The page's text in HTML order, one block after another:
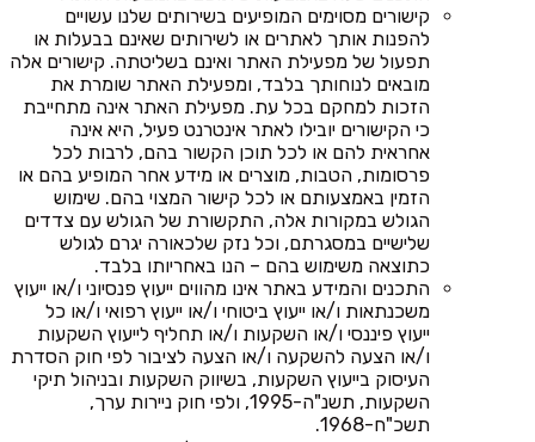
קישורים מסוימים המופיעים בשירותים שלנו עשויים
להפנות אותך לאתרים או לשירותים שאינם בבעלות או
תפעול של מפעילת האתר ואינם בשליטתה. קישורים אלה
מובאים לנוחותך בלבד, ומפעילת האתר שומרת את
הזכות למחקם בכל עת. מפעילת האתר אינה מתחייבת
כי הקישורים יובילו לאתר אינטרנט פעיל, היא אינה
אחראית להם או לכל תוכן הקשור בהם, לרבות לכל
פרסומות, הטבות, מוצרים או מידע אחר המופיע בהם או
הזמין באמצעותם או לכל קישור המצוי בהם. שימוש
הגולש במקורות אלה, התקשורת של הגולש עם צדדים
שלישיים במסגרתם, וכל נזק שלכאורה יגרם לגולש
כתוצאה משימוש בהם – הנו באחריותו בלבד.
התכנים והמידע באתר אינו מהווים ייעוץ פנסיוני ו/או ייעוץ
משכנתאות ו/או ייעוץ ביטוחי ו/או ייעוץ רפואי ו/או כל
ייעוץ פיננסי ו/או השקעות ו/או תחליף לייעוץ השקעות
ו/או הצעה להשקעה ו/או הצעה לציבור לפי חוק הסדרת
העיסוק בייעוץ השקעות, בשיווק השקעות ובניהול תיקי
השקעות, תשנ"ה-1995, ולפי חוק ניירות ערך,
תשכ"ח-1968.